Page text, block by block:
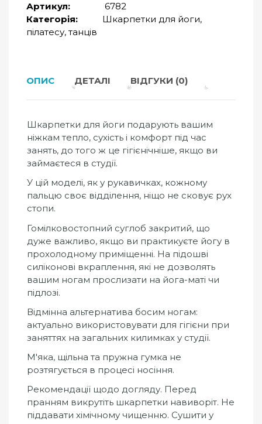
Артикул:
6782
Категорія:
Шкарпетки для йоги,
пілатесу, танців
ОПИС ДЕТАЛІ ВІДГУКИ (0)
Шкарпетки для йоги подарують вашим
ніжкам тепло, сухість і комфорт під час
занять, до того ж це гігієнічніше, якщо ви
займаєтеся в студії.
У цій моделі, як у рукавичках, кожному
пальцю своє відділення, ніщо не сковує рух
стопи.
Гомілковостопний суглоб закритий, що
дуже важливо, якщо ви практикуєте йогу в
прохолодному приміщенні. На підошві
силіконові вкраплення, які не дозволять
вашим ногам прослизати на йога-маті чи
підлозі.
Відмінна альтернатива босим ногам:
актуально використовувати для гігієни при
заняттях на загальних килимках у студії.
М'яка, щільна та пружна гумка не
розтягується в процесі носіння.
Рекомендації щодо догляду. Перед
пранням викрутіть шкарпетки навиворіт. Не
піддавати хімічному чищенню. Сушити у